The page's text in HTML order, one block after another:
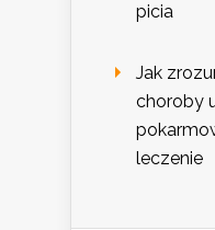
picia
Jak
choroby
leczenie